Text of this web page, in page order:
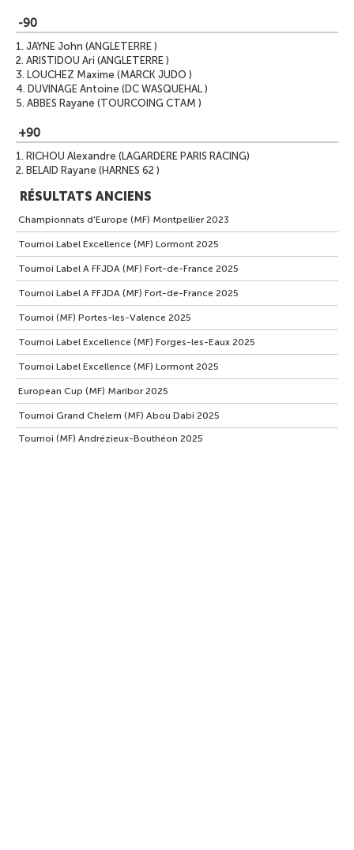
-90
1. JAYNE John (ANGLETERRE )
2. ARISTIDOU Ari (ANGLETERRE )
3. LOUCHEZ Maxime (MARCK JUDO )
4. DUVINAGE Antoine (DC WASQUEHAL )
5. ABBES Rayane (TOURCOING CTAM )
+90
1. RICHOU Alexandre (LAGARDERE PARIS RACING)
2. BELAID Rayane (HARNES 62 )
RÉSULTATS ANCIENS
Championnats d'Europe (MF) Montpellier 2023
Tournoi Label Excellence (MF) Lormont 2025
Tournoi Label A FFJDA (MF) Fort-de-France 2025
Tournoi Label A FFJDA (MF) Fort-de-France 2025
Tournoi (MF) Portes-les-Valence 2025
Tournoi Label Excellence (MF) Forges-les-Eaux 2025
Tournoi Label Excellence (MF) Lormont 2025
European Cup (MF) Maribor 2025
Tournoi Grand Chelem (MF) Abou Dabi 2025
Tournoi (MF) Andrézieux-Bouthéon 2025